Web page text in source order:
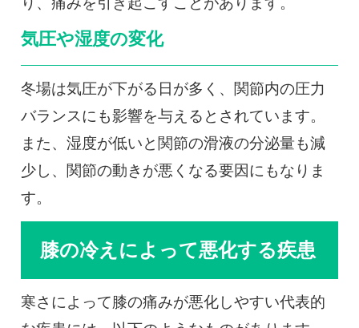
気圧や湿度の変化
冬場は気圧が下がる日が多く、関節内の圧力
バランスにも影響を与えるとされています。
また、湿度が低いと関節の滑液の分泌量も減
少し、関節の動きが悪くなる要因にもなりま
す。
膝の冷えによって悪化する疾患
寒さによって膝の痛みが悪化しやすい代表的